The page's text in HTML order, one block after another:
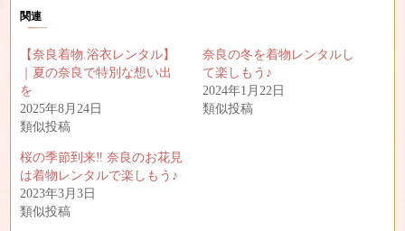
関連
【奈良着物.浴衣レンタル】
｜夏の奈良で特別な想い出
を
2025年8月24日
類似投稿
奈良の冬を着物レンタルし
て楽しもう♪
2024年1月22日
類似投稿
桜の季節到来‼︎ 奈良のお花見
は着物レンタルで楽しもう♪
2023年3月3日
類似投稿